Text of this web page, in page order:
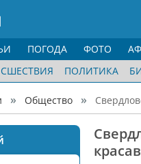
ПОЛИТИКА
ПОГОДА ФОТО
Общество